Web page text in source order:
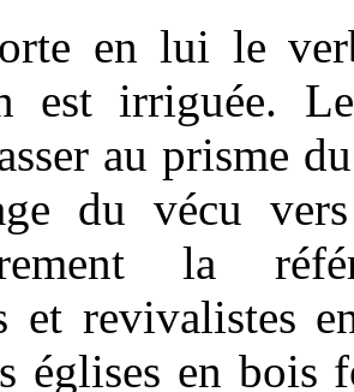
en lui le
est irriguée.
au prisme
du vécu
la
et revivalistes
églises en bois